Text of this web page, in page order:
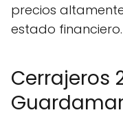
precios
estado financiero.
Cerrajeros